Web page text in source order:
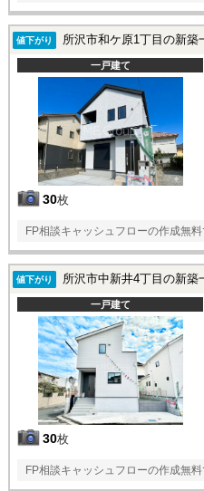
値下がり 所沢市和ケ原1丁目の新築
一戸建て
30枚
FP相談キャッシュフローの作成無
値下がり 所沢市中新井4丁目の新築
一戸建て
30枚
FP相談キャッシュフローの作成無